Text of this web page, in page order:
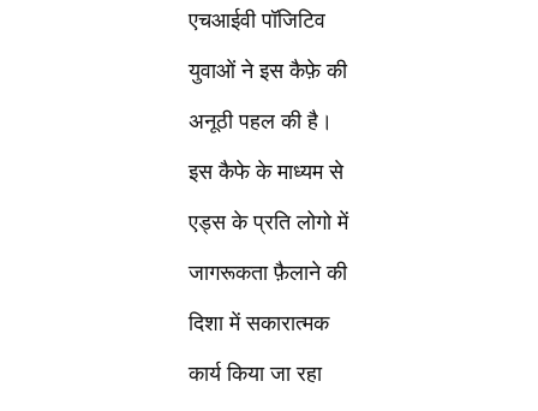
एचआईवी पॉजिटिव
युवाओं ने इस कैफ़े की
अनूठी पहल की है।
इस कैफे के माध्यम से
एड्स के प्रति लोगो में
जागरूकता फ़ैलाने की
दिशा में सकारात्मक
कार्य किया जा रहा